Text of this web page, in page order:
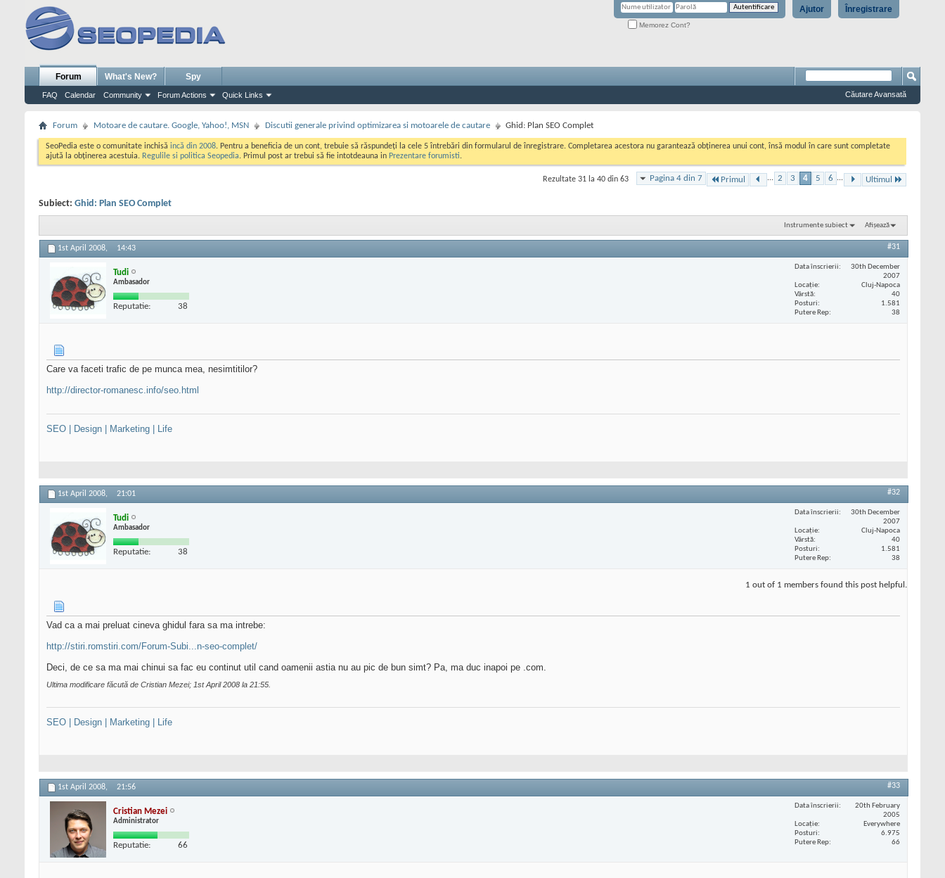
Înregistrare
Ajutor
Memorez Cont?
Forum
FAQ Calendar Community Forum Actions Quick Links
What's New? Spy
Căutare Avansată
Forum Motoare de cautare. Google, Yahoo!, MSN Discutii generale privind optimizarea si motoarele de cautare Ghid: Plan SEO Complet
SeoPedia este o comunitate inchisă incă din 2008. Pentru a beneficia de un cont, trebuie să răspundeți la cele 5 întrebări din formularul de înregistrare. Completarea acestora nu garantează obținerea unui cont, însă modul în care sunt completate
ajută la obținerea acestuia. Regulile si politica Seopedia. Primul post ar trebui să fie intotdeauna in Prezentare forumisti.
Pagina 4 din 7 Primul ... 2 3 4 5 6 ... Ultimul
Rezultate 31 la 40 din 63
Subiect: Ghid: Plan SEO Complet
Instrumente subiect Afișează
1st April 2008, 14:43 #31
Tudi
Ambasador
Reputatie: 38
Data înscrierii
30th December
2007
Locaţie
Cluj-Napoca
Vârstă
40
Posturi
1.581
Putere Rep
38
Care va faceti trafic de pe munca mea, nesimtitilor?
http://director-romanesc.info/seo.html
SEO | Design | Marketing | Life
1st April 2008, 21:01 #32
Tudi
Ambasador
Reputatie: 38
Data înscrierii
30th December
2007
Locaţie
Cluj-Napoca
Vârstă
40
Posturi
1.581
Putere Rep
38
1 out of 1 members found this post helpful.
Vad ca a mai preluat cineva ghidul fara sa ma intrebe:
http://stiri.romstiri.com/Forum-Subi...n-seo-complet/
Deci, de ce sa ma mai chinui sa fac eu continut util cand oamenii astia nu au pic de bun simt? Pa, ma duc inapoi pe .com.
Ultima modificare făcută de Cristian Mezei; 1st April 2008 la 21:55
SEO | Design | Marketing | Life
1st April 2008, 21:56 #33
Cristian Mezei
Administrator
Reputatie: 66
Data înscrierii
20th February
2005
Locaţie
Everywhere
Posturi
6.975
Putere Rep
66